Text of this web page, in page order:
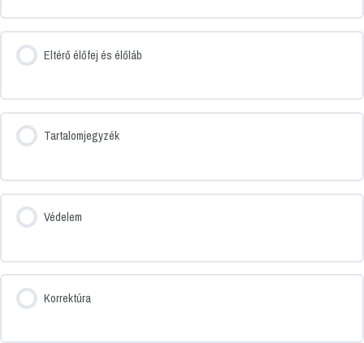
Eltérő élőfej és élőláb
Tartalomjegyzék
Védelem
Korrektúra